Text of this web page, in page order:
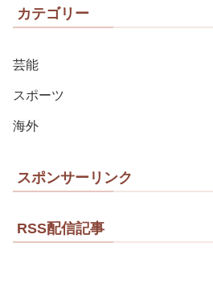
カテゴリー
芸能
スポーツ
海外
スポンサーリンク
RSS配信記事